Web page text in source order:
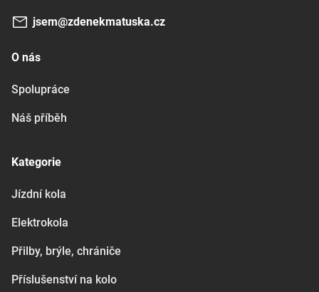
jsem@zdenekmatuska.cz
O nás
Spolupráce
Náš příběh
Kategorie
Jízdní kola
Elektrokola
Přilby, brýle, chrániče
Příslušenství na kolo